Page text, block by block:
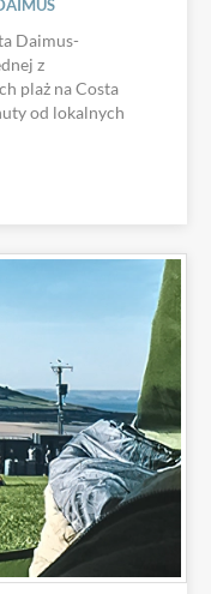
Daimus-
z
plaż na Costa
od lokalnych